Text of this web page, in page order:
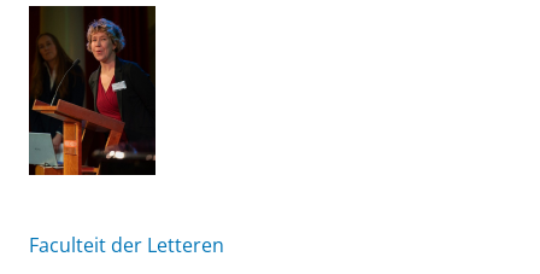
Faculteit der Letteren